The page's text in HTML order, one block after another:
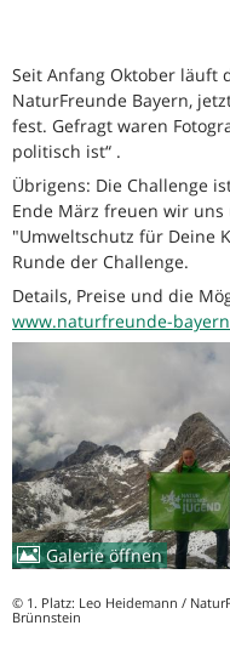
Seit Anfang Oktober läuft
NaturFreunde Bayern,
fest. Gefragt waren
politisch ist“ .
Übrigens: Die Challenge
Ende März freuen wir
"Umweltschutz für Deine
Runde der Challenge.
Details, Preise und die
www.naturfreunde-
Galerie öffnen
© 1. Platz: Leo Heidemann /
Brünnstein